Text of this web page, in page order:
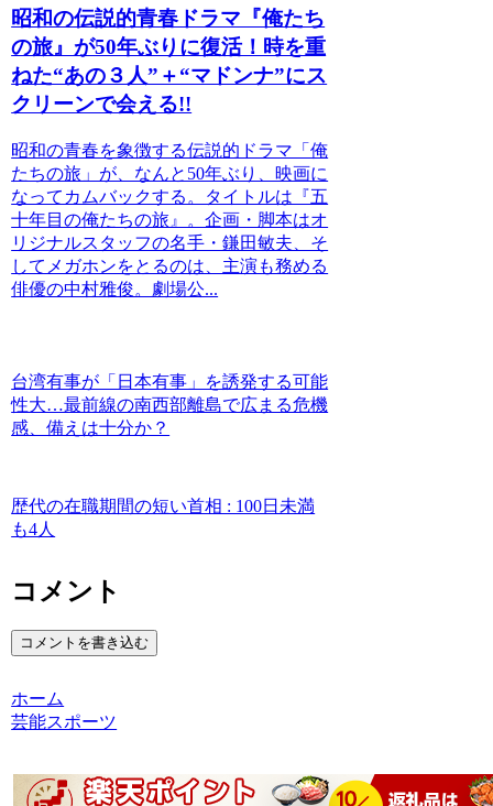
昭和の伝説的青春ドラマ『俺たち
の旅』が50年ぶりに復活！時を重
ねた“あの３人”＋“マドンナ”にス
クリーンで会える!!
昭和の青春を象徴する伝説的ドラマ「俺
たちの旅」が、なんと50年ぶり、映画に
なってカムバックする。タイトルは『五
十年目の俺たちの旅』。企画・脚本はオ
リジナルスタッフの名手・鎌田敏夫、そ
してメガホンをとるのは、主演も務める
俳優の中村雅俊。劇場公...
台湾有事が「日本有事」を誘発する可能
性大…最前線の南西部離島で広まる危機
感、備えは十分か？
歴代の在職期間の短い首相 : 100日未満
も4人
コメント
コメントを書き込む
ホーム
芸能スポーツ